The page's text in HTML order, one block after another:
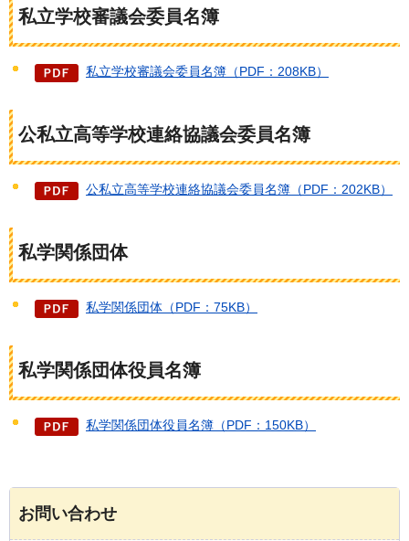
私立学校審議会委員名簿
私立学校審議会委員名簿（PDF：208KB）
公私立高等学校連絡協議会委員名簿
公私立高等学校連絡協議会委員名簿（PDF：202KB）
私学関係団体
私学関係団体（PDF：75KB）
私学関係団体役員名簿
私学関係団体役員名簿（PDF：150KB）
お問い合わせ